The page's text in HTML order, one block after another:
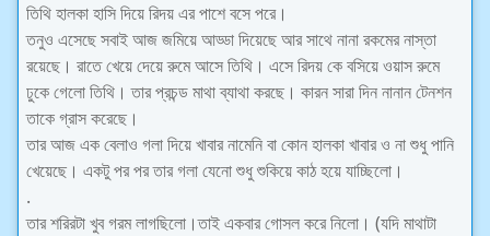
তিথি হালকা হাসি দিয়ে রিদয় এর পাশে বসে পরে।
তনুও এসেছে সবাই আজ জমিয়ে আড্ডা দিয়েছে আর সাথে নানা রকমের নাস্তা
রয়েছে। রাতে খেয়ে দেয়ে রুমে আসে তিথি। এসে রিদয় কে বসিয়ে ওয়াস রুমে
ঢুকে গেলো তিথি। তার প্রচন্ড মাথা ব্যাথা করছে। কারন সারা দিন নানান টেনশন
তাকে গ্রাস করেছে।
তার আজ এক বেলাও গলা দিয়ে খাবার নামেনি বা কোন হালকা খাবার ও না শুধু পানি
খেয়েছে। একটু পর পর তার গলা যেনো শুধু শুকিয়ে কাঠ হয়ে যাচ্ছিলো।
.
তার শরিরটা খুব গরম লাগছিলো।তাই একবার গোসল করে নিলো। (যদি মাথাটা